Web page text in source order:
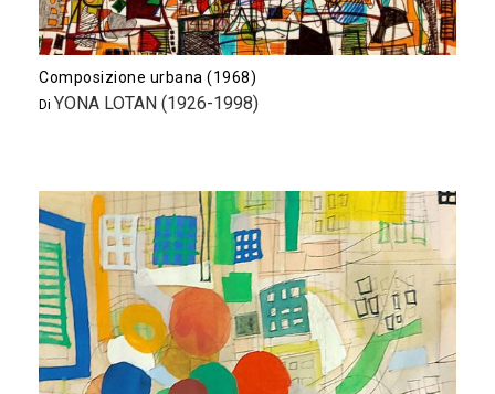
Composizione urbana (1968)
Di YONA LOTAN (1926-1998)